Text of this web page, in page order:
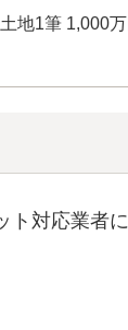
地1筆 1,000
対応業者